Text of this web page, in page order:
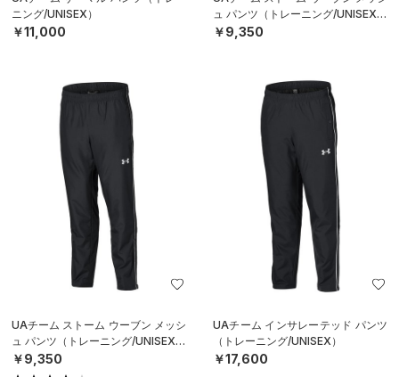
ニング/UNISEX）
￥11,000
ュ パンツ（トレーニング/UNISEX）
￥9,350
UAチーム ストーム ウーブン メッシ
ュ パンツ（トレーニング/UNISEX）
￥9,350
UAチーム インサレーテッド パンツ
（トレーニング/UNISEX）
￥17,600